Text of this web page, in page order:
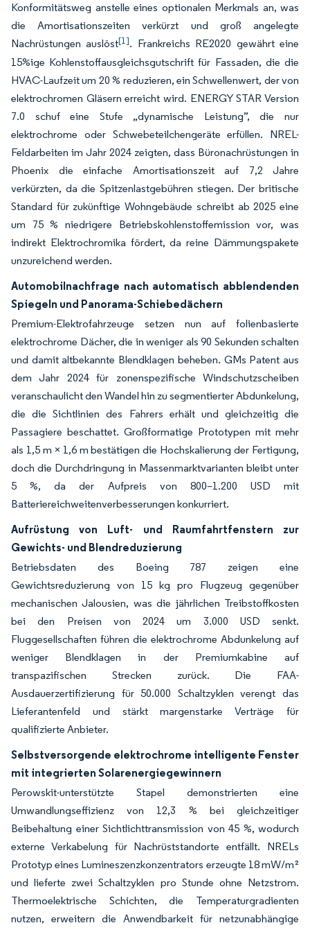
Konformitätsweg anstelle eines optionalen Merkmals an, was
die Amortisationszeiten verkürzt und groß angelegte
Nachrüstungen auslöst[1]. Frankreichs RE2020 gewährt eine
15%ige Kohlenstoffausgleichsgutschrift für Fassaden, die die
HVAC-Laufzeit um 20 % reduzieren, ein Schwellenwert, der von
elektrochromen Gläsern erreicht wird. ENERGY STAR Version
7.0 schuf eine Stufe „dynamische Leistung”, die nur
elektrochrome oder Schwebeteilchengeräte erfüllen. NREL-
Feldarbeiten im Jahr 2024 zeigten, dass Büronachrüstungen in
Phoenix die einfache Amortisationszeit auf 7,2 Jahre
verkürzten, da die Spitzenlastgebühren stiegen. Der britische
Standard für zukünftige Wohngebäude schreibt ab 2025 eine
um 75 % niedrigere Betriebskohlenstoffemission vor, was
indirekt Elektrochromika fördert, da reine Dämmungspakete
unzureichend werden.
Automobilnachfrage nach automatisch abblendenden
Spiegeln und Panorama-Schiebedächern
Premium-Elektrofahrzeuge setzen nun auf folienbasierte
elektrochrome Dächer, die in weniger als 90 Sekunden schalten
und damit altbekannte Blendklagen beheben. GMs Patent aus
dem Jahr 2024 für zonenspezifische Windschutzscheiben
veranschaulicht den Wandel hin zu segmentierter Abdunkelung,
die die Sichtlinien des Fahrers erhält und gleichzeitig die
Passagiere beschattet. Großformatige Prototypen mit mehr
als 1,5 m × 1,6 m bestätigen die Hochskalierung der Fertigung,
doch die Durchdringung in Massenmarktvarianten bleibt unter
5 %, da der Aufpreis von 800–1.200 USD mit
Batteriereichweitenverbesserungen konkurriert.
Aufrüstung von Luft- und Raumfahrtfenstern zur
Gewichts- und Blendreduzierung
Betriebsdaten des Boeing 787 zeigen eine
Gewichtsreduzierung von 15 kg pro Flugzeug gegenüber
mechanischen Jalousien, was die jährlichen Treibstoffkosten
bei den Preisen von 2024 um 3.000 USD senkt.
Fluggesellschaften führen die elektrochrome Abdunkelung auf
weniger Blendklagen in der Premiumkabine auf
transpazifischen Strecken zurück. Die FAA-
Ausdauerzertifizierung für 50.000 Schaltzyklen verengt das
Lieferantenfeld und stärkt margenstarke Verträge für
qualifizierte Anbieter.
Selbstversorgende elektrochrome intelligente Fenster
mit integrierten Solarenergiegewinnern
Perowskit-unterstützte Stapel demonstrierten eine
Umwandlungseffizienz von 12,3 % bei gleichzeitiger
Beibehaltung einer Sichtlichttransmission von 45 %, wodurch
externe Verkabelung für Nachrüststandorte entfällt. NRELs
Prototyp eines Lumineszenzkonzentrators erzeugte 18 mW/m²
und lieferte zwei Schaltzyklen pro Stunde ohne Netzstrom.
Thermoelektrische Schichten, die Temperaturgradienten
nutzen, erweitern die Anwendbarkeit für netzunabhängige